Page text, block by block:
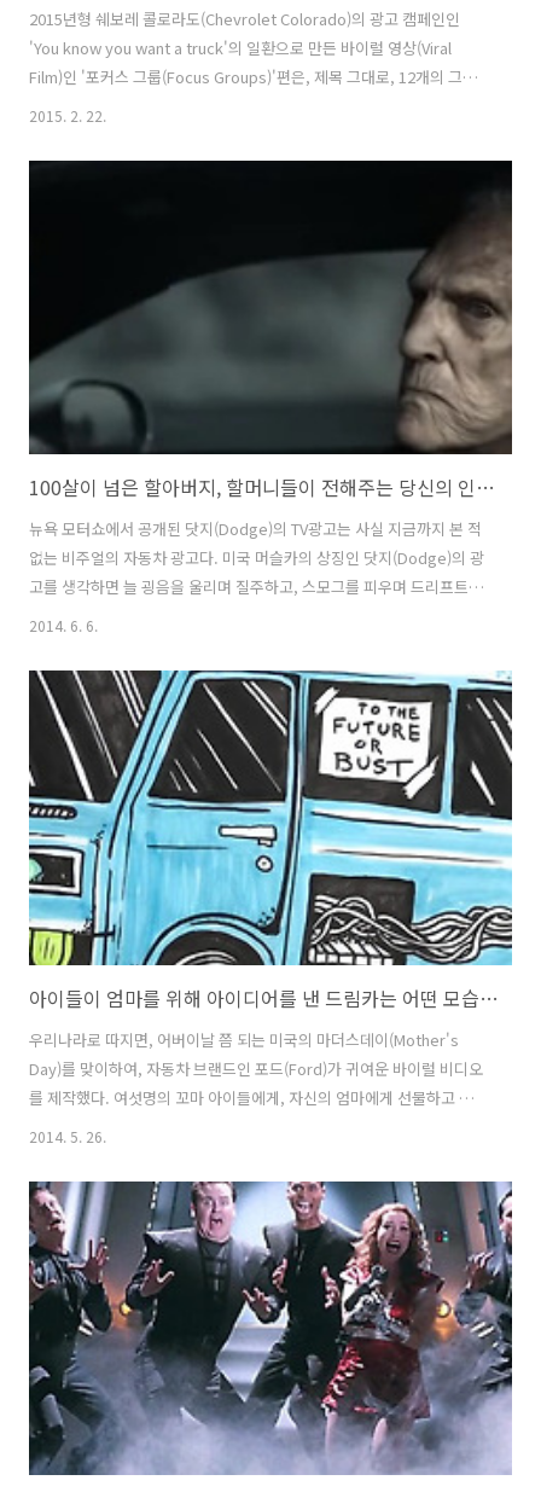
2015년형 쉐보레 콜로라도(Chevrolet Colorado)의 광고 캠페인인
'You know you want a truck'의 일환으로 만든 바이럴 영상(Viral
Film)인 '포커스 그룹(Focus Groups)'편은, 제목 그대로, 12개의 그룹
을 대상으로 포커스 그룹 인터뷰(Focus Group Interview)를 진행하고,
같은 남자의 사진 뒷편에 세단과 쉐보레 콜로라도(Chevrolet
레 트럭의 이미지가 저렇게 좋았었나 놀라게 된다. ( 뭐, 그래봐야 불공정
2015. 2. 22.
100살이 넘은 할아버지, 할머니들이 전해주는 당신의 인생과 차에 대한 지혜의 이야기, 닷지 챌린저(Dodge Challenger), 뉴욕모터쇼 광고 - '지혜'편 [한글자막]
뉴욕 모터쇼에서 공개된 닷지(Dodge)의 TV광고는 사실 지금까지 본 적
없는 비주얼의 자동차 광고다. 미국 머슬카의 상징인 닷지(Dodge)의 광
고를 생각하면 늘 굉음을 울리며 질주하고, 스모그를 피우며 드리프트를
하는 모습이 화면을 채우던 것이 떠오르지만. 주름살이 얼굴 가득한 100
들려주는 이 광고의 크리에이티브는 지금껏 봐왔던 닷지광고 뿐 아니라,
지금껏 봐왔던 모든 자동차 광고와도 달라보인다. 이 100세의 할아버지,
할머니가 닷지의 광고에 출연한 것은, 닷지형제가 닷지 브라더스
(Dodge Brother Ltd.)를 설립하고, 닷지의 1호차인 올드 벳시(Old
Betsy)를 내놓은 것이 바로 1914년이기 때문이다. 올해로 1..
2014. 6. 6.
아이들이 엄마를 위해 아이디어를 낸 드림카는 어떤 모습일까? 포드(Ford)자동차의 마더스데이(Mother's Day) 바이럴 필름, Mother's Day Dream Car.
우리나라로 따지면, 어버이날 쯤 되는 미국의 마더스데이(Mother's
Day)를 맞이하여, 자동차 브랜드인 포드(Ford)가 귀여운 바이럴 비디오
를 제작했다. 여섯명의 꼬마 아이들에게, 자신의 엄마에게 선물하고 싶은
지 않아도 (뭐 물론, 기본 스케치도 없이 저 정도의 그림을 이야기만 듣고
그려낼 수 있단건 엄청난 기술이긴 하다-_ - 물론, 작가 섭외에 돈도 좀
들었을테고; ) 좋은 컨셉과 아이디어만 있으면, 소비자의 마음을 흔들 수
있는 바이럴 필름의 제작이 가능하다는 것을 보여준 사례인 것 같다. 아
이들의 생각하는 엄마를 위한 드림카는, 어른들이 생각하는 ..
2014. 5. 26.